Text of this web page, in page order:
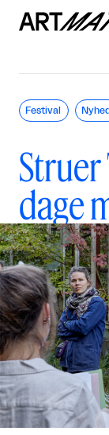
dage
Festival Nyhed